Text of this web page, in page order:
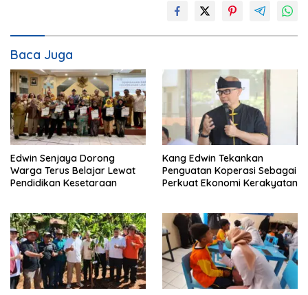
Baca Juga
Edwin Senjaya Dorong
Warga Terus Belajar Lewat
Pendidikan Kesetaraan
Kang Edwin Tekankan
Penguatan Koperasi Sebagai
Perkuat Ekonomi Kerakyatan